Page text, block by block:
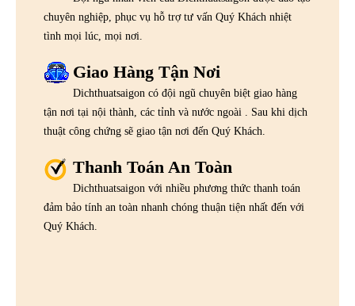
chuyên nghiệp, phục vụ hỗ trợ tư vấn Quý Khách nhiệt
tình mọi lúc, mọi nơi.
Giao Hàng Tận Nơi
Dichthuatsaigon có đội ngũ chuyên biệt giao hàng
tận nơi tại nội thành, các tỉnh và nước ngoài . Sau khi dịch
thuật công chứng sẽ giao tận nơi đến Quý Khách.
Thanh Toán An Toàn
Dichthuatsaigon với nhiều phương thức thanh toán
đảm bảo tính an toàn nhanh chóng thuận tiện nhất đến với
Quý Khách.